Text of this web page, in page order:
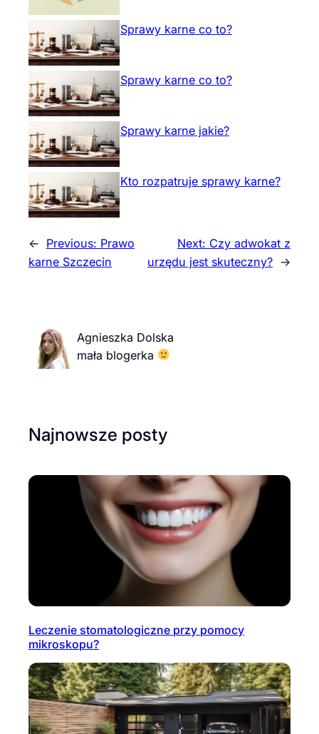
Sprawy karne co to?
Sprawy karne co to?
Sprawy karne jakie?
Kto rozpatruje sprawy karne?
← Previous: Prawo
karne Szczecin
Next: Czy adwokat z
urzędu jest skuteczny? →
Agnieszka Dolska
mała blogerka
Najnowsze posty
Leczenie stomatologiczne przy pomocy
mikroskopu?